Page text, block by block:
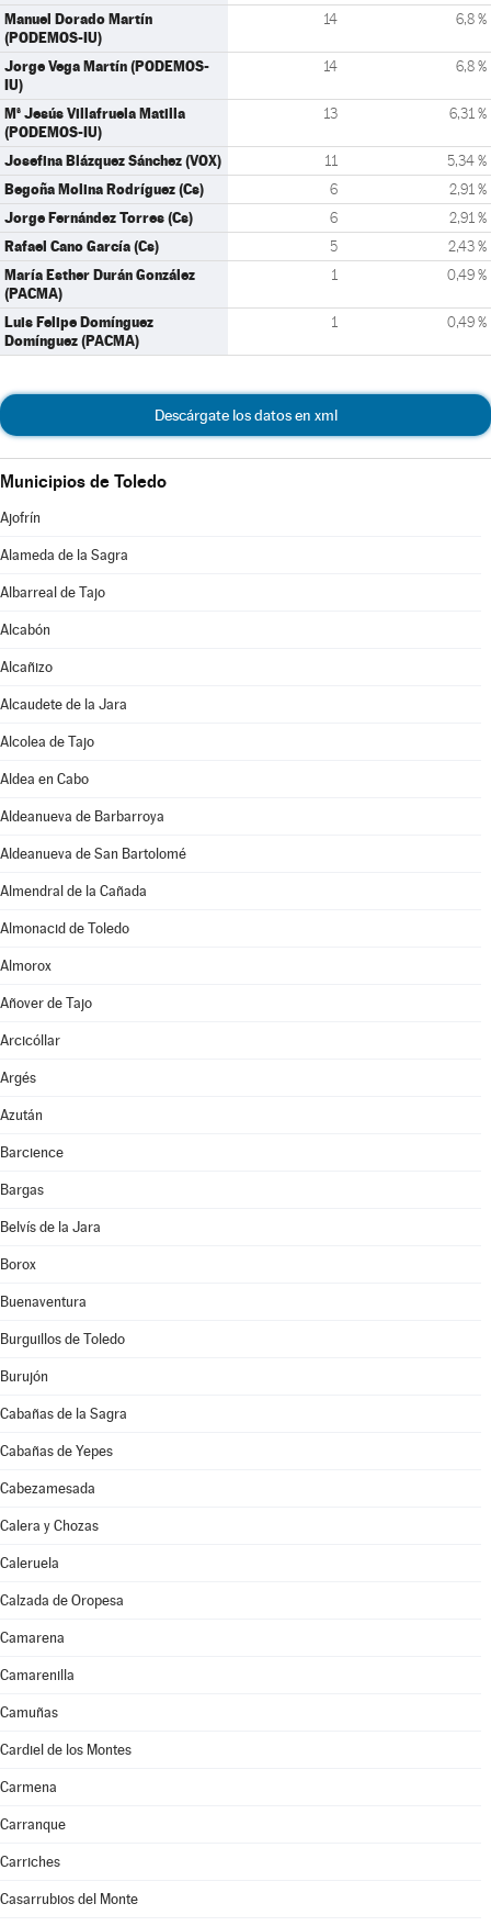
Manuel Dorado Martín
(PODEMOS-IU)
14 6,8 %
Jorge Vega Martín (PODEMOS-
IU)
14 6,8 %
Mª Jesús Villafruela Matilla
(PODEMOS-IU)
13 6,31 %
Josefina Blázquez Sánchez (VOX) 11 5,34 %
Begoña Molina Rodríguez (Cs) 6 2,91 %
Jorge Fernández Torres (Cs) 6 2,91 %
Rafael Cano García (Cs) 5 2,43 %
María Esther Durán González
(PACMA)
1 0,49 %
Luis Felipe Domínguez
Domínguez (PACMA)
1 0,49 %
Descárgate los datos en xml
Municipios de Toledo
Ajofrín
Alameda de la Sagra
Albarreal de Tajo
Alcabón
Alcañizo
Alcaudete de la Jara
Alcolea de Tajo
Aldea en Cabo
Aldeanueva de Barbarroya
Aldeanueva de San Bartolomé
Almendral de la Cañada
Almonacid de Toledo
Almorox
Añover de Tajo
Arcicóllar
Argés
Azután
Barcience
Bargas
Belvís de la Jara
Borox
Buenaventura
Burguillos de Toledo
Burujón
Cabañas de la Sagra
Cabañas de Yepes
Cabezamesada
Calera y Chozas
Caleruela
Calzada de Oropesa
Camarena
Camarenilla
Camuñas
Cardiel de los Montes
Carmena
Carranque
Carriches
Casarrubios del Monte